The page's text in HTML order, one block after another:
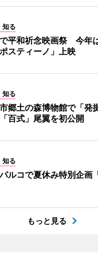
知る
平和祈念映画祭 今年
スティーノ」上映
知る
郷土の森博物館で「発
百式」尾翼を初公開
知る
ルコで夏休み特別企
もっと見る